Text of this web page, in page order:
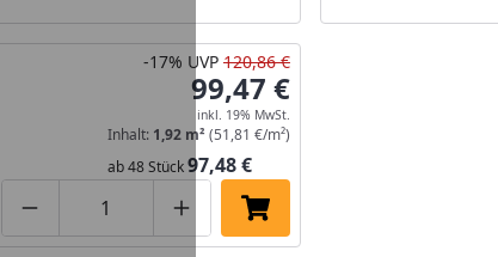
Produktmenge um eins verringern
Produktmenge manuell eingeben
Produktmenge um eins erhöhen
In den Einkaufswagen legen
-17% UVP 120,86 €
99,47 €
inkl. 19% MwSt.
Inhalt: 1,92 m² (51,81 €/m²)
ab 48 Stück97,48 €